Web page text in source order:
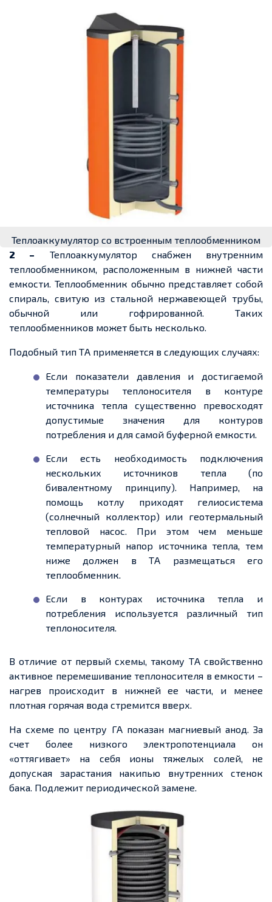
Теплоаккумулятор со встроенным теплообменником
2 – Теплоаккумулятор снабжен внутренним
теплообменником, расположенным в нижней части
емкости. Теплообменник обычно представляет собой
спираль, свитую из стальной нержавеющей трубы,
обычной или гофрированной. Таких
теплообменников может быть несколько.
Подобный тип ТА применяется в следующих случаях:
Если показатели давления и достигаемой
температуры теплоносителя в контуре
источника тепла существенно превосходят
допустимые значения для контуров
потребления и для самой буферной емкости.
Если есть необходимость подключения
нескольких источников тепла (по
бивалентному принципу). Например, на
помощь котлу приходят гелиосистема
(солнечный коллектор) или геотермальный
тепловой насос. При этом чем меньше
температурный напор источника тепла, тем
ниже должен в ТА размещаться его
теплообменник.
Если в контурах источника тепла и
потребления используется различный тип
теплоносителя.
В отличие от первый схемы, такому ТА свойственно
активное перемешивание теплоносителя в емкости –
нагрев происходит в нижней ее части, и менее
плотная горячая вода стремится вверх.
На схеме по центру ГА показан магниевый анод. За
счет более низкого электропотенциала он
«оттягивает» на себя ионы тяжелых солей, не
допуская зарастания накипью внутренних стенок
бака. Подлежит периодической замене.